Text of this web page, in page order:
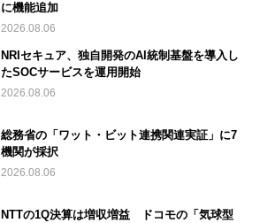
に機能追加
2026.08.06
NRIセキュア、独自開発のAI統制基盤を導入し
たSOCサービスを運用開始
2026.08.06
総務省の「ワット・ビット連携関連実証」に7
機関が採択
2026.08.06
NTTの1Q決算は増収増益 ドコモの「気球型